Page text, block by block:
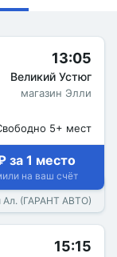
13:05
Великий Устюг
магазин Элли
5+ мест
за 1 место
на ваш счёт
Ал. (ГАРАНТ АВТО)
15:15